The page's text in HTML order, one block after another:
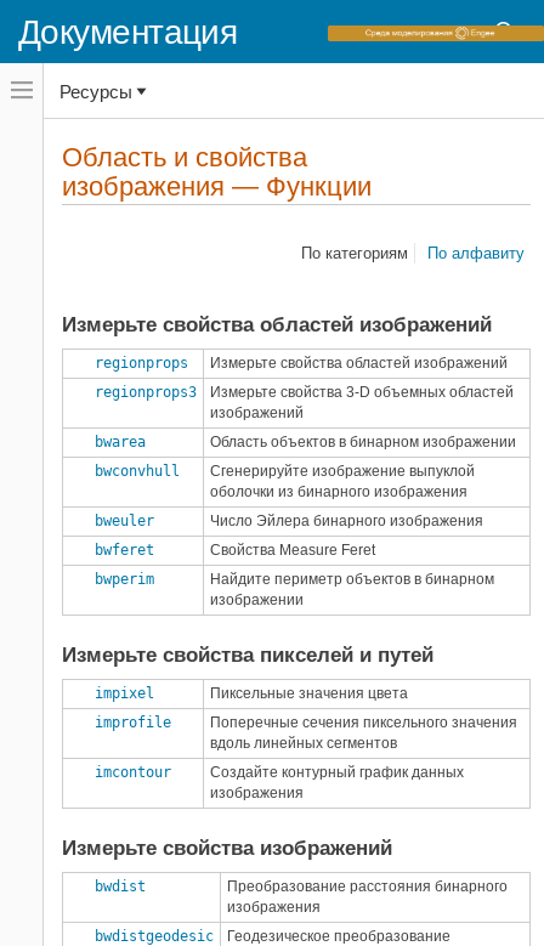
Документация
Переключатель
навигационного
меню
переключатель
навигационного
Функции
Image Processing Toolbox
19
Объектный анализ
29
Область и свойства
изображения
6
23
Качество изображения
12
Отобразите преобразовывает
Расширенные
возможности
12
Генерация C/C++ кода
10
7
GPU массивы
Ресурсы
Область и свойства
изображения — Функции
По категориям По алфавиту
Измерьте свойства областей изображений
regionprops
Измерьте свойства областей изображений
regionprops3
Измерьте свойства 3-D объемных областей
изображений
bwarea
Область объектов в бинарном изображении
bwconvhull
Сгенерируйте изображение выпуклой
оболочки из бинарного изображения
bweuler
Число Эйлера бинарного изображения
bwferet
Свойства Measure Feret
bwperim
Найдите периметр объектов в бинарном
изображении
Измерьте свойства пикселей и путей
impixel
Пиксельные значения цвета
improfile
Поперечные сечения пиксельного значения
вдоль линейных сегментов
imcontour
Создайте контурный график данных
изображения
Измерьте свойства изображений
bwdist
Преобразование расстояния бинарного
изображения
bwdistgeodesic
Геодезическое преобразование